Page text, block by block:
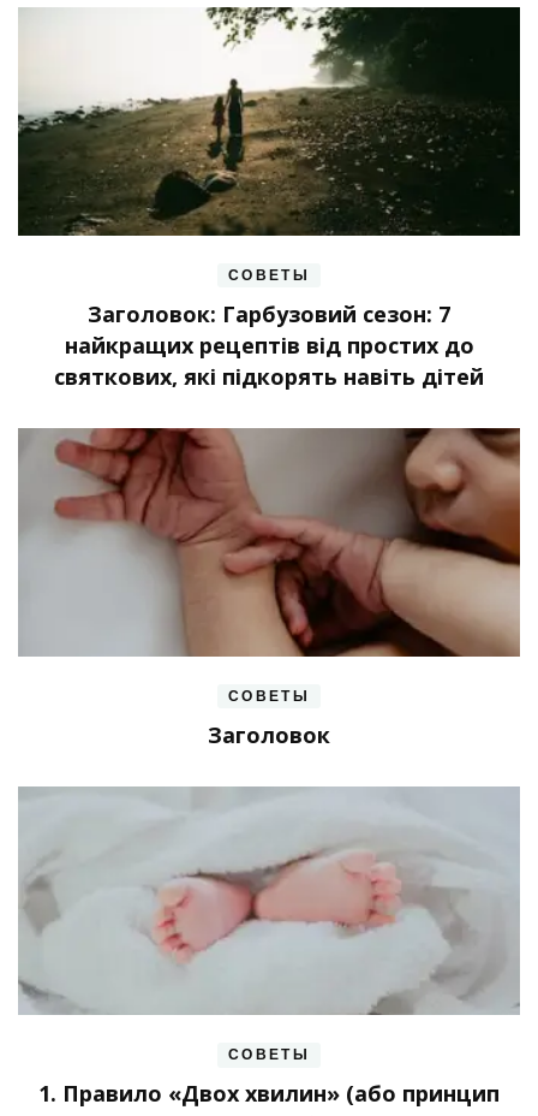
СОВЕТЫ
Заголовок: Гарбузовий сезон: 7
найкращих рецептів від простих до
святкових, які підкорять навіть дітей
СОВЕТЫ
Заголовок
СОВЕТЫ
1. Правило «Двох хвилин» (або принцип